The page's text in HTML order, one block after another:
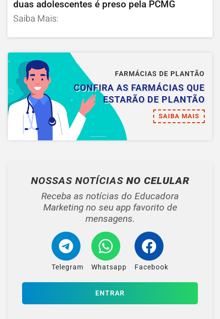
duas adolescentes é preso pela PCMG
Saiba Mais:
FARMÁCIAS DE PLANTÃO
CONFIRA AS FARMÁCIAS QUE
ESTARÃO DE PLANTÃO
SAIBA MAIS
NOSSAS NOTÍCIAS NO CELULAR
Receba as notícias do Educadora
Marketing no seu app favorito de
mensagens.
Telegram Whatsapp Facebook
ENTRAR